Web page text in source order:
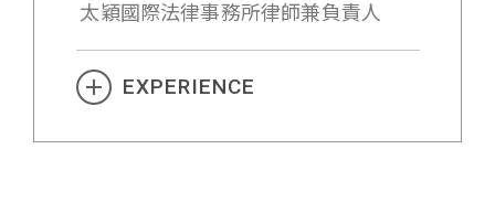
太穎國際法律事務所律師兼負責人
EXPERIENCE